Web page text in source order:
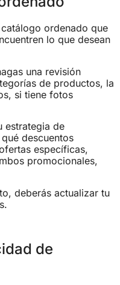
ordenado que
lo que desean
una revisión
de productos, la
si tiene fotos
estrategia de
descuentos
específicas,
promocionales,
deberás actualizar tu
de